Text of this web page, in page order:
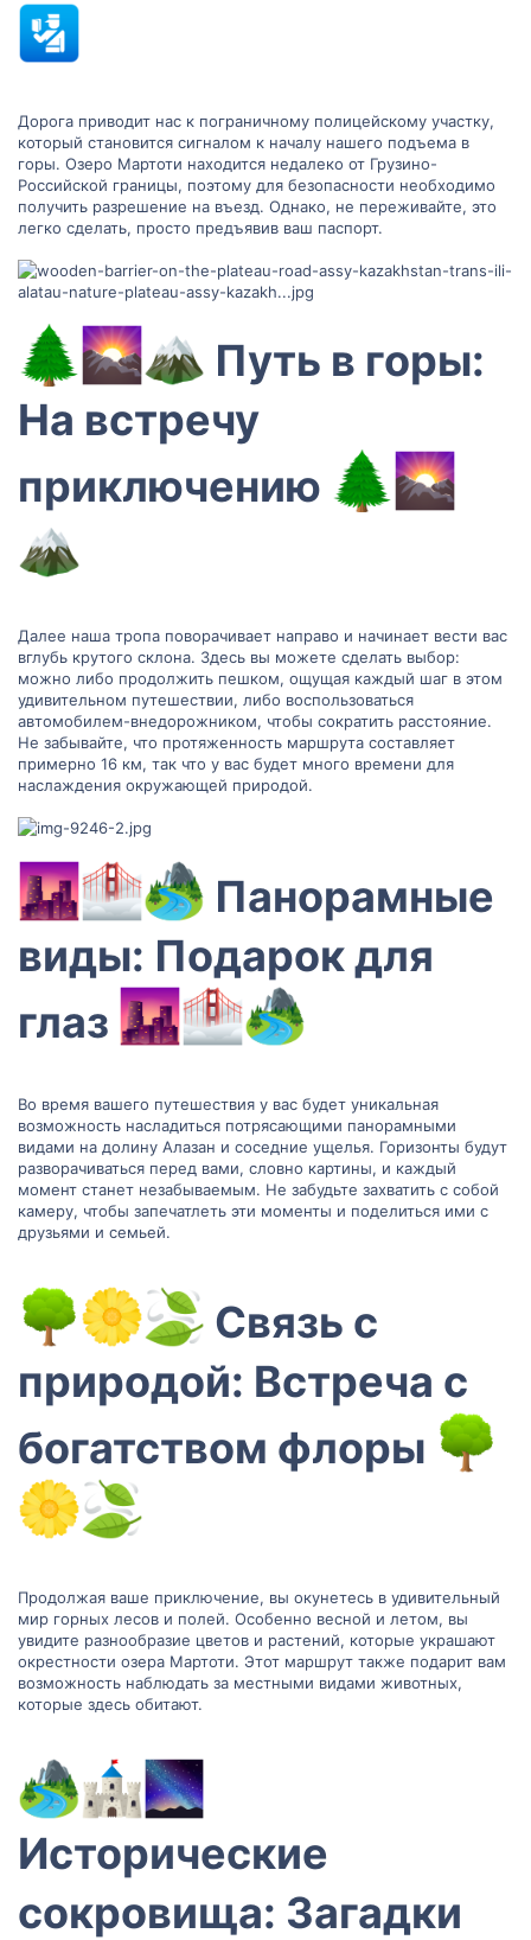
Дорога приводит нас к пограничному полицейскому участку,
который становится сигналом к началу нашего подъема в
горы. Озеро Мартоти находится недалеко от Грузино-
Российской границы, поэтому для безопасности необходимо
получить разрешение на въезд. Однако, не переживайте, это
легко сделать, просто предъявив ваш паспорт.
Путь в горы:
На встречу
приключению
Далее наша тропа поворачивает направо и начинает вести вас
вглубь крутого склона. Здесь вы можете сделать выбор:
можно либо продолжить пешком, ощущая каждый шаг в этом
удивительном путешествии, либо воспользоваться
автомобилем-внедорожником, чтобы сократить расстояние.
Не забывайте, что протяженность маршрута составляет
примерно 16 км, так что у вас будет много времени для
наслаждения окружающей природой.
Панорамные
виды: Подарок для
глаз
Во время вашего путешествия у вас будет уникальная
возможность насладиться потрясающими панорамными
видами на долину Алазан и соседние ущелья. Горизонты будут
разворачиваться перед вами, словно картины, и каждый
момент станет незабываемым. Не забудьте захватить с собой
камеру, чтобы запечатлеть эти моменты и поделиться ими с
друзьями и семьей.
Связь с
природой: Встреча с
богатством флоры
Продолжая ваше приключение, вы окунетесь в удивительный
мир горных лесов и полей. Особенно весной и летом, вы
увидите разнообразие цветов и растений, которые украшают
окрестности озера Мартоти. Этот маршрут также подарит вам
возможность наблюдать за местными видами животных,
которые здесь обитают.
Исторические
сокровища: Загадки